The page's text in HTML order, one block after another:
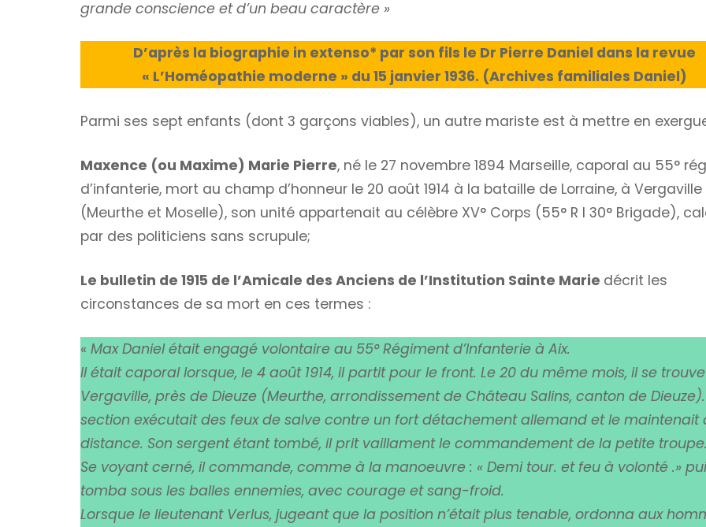
grande conscience et d’un beau caractère »
D’après la biographie in extenso* par son fils le Dr Pierre Daniel dans la revue
« L’Homéopathie moderne » du 15 janvier 1936. (Archives familiales Daniel)
Parmi ses sept enfants (dont 3 garçons viables), un autre mariste est à mettre en
Maxence (ou Maxime) Marie Pierre, né le 27 novembre 1894 Marseille, caporal au 55°
d’infanterie, mort au champ d’honneur le 20 août 1914 à la bataille de Lorraine, à Vergaville
(Meurthe et Moselle), son unité appartenait au célèbre XV° Corps (55° R I 30° Brigade),
par des politiciens sans scrupule;
Le bulletin de 1915 de l’Amicale des Anciens de l’Institution Sainte Marie décrit les
circonstances de sa mort en ces termes :
« Max Daniel était engagé volontaire au 55° Régiment d’Infanterie à Aix.
Il était caporal lorsque, le 4 août 1914, il partit pour le front. Le 20 du même mois, il se
Vergaville, près de Dieuze (Meurthe, arrondissement de Château Salins, canton de
section exécutait des feux de salve contre un fort détachement allemand et le maintenait
distance. Son sergent étant tombé, il prit vaillament le commandement de la petite troupe.
Se voyant cerné, il commande, comme à la manoeuvre : « Demi tour. et feu à volonté .»
tomba sous les balles ennemies, avec courage et sang-froid.
Lorsque le lieutenant Verlus, jugeant que la position n’était plus tenable, ordonna aux